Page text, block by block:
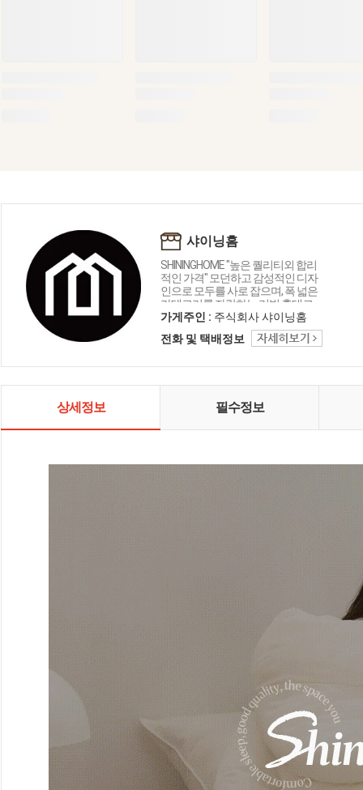
샤이닝홈
SHININGHOME "높은 퀄리티외 합리
적인 가격" 모던하고 감성적인 디자
인으로 모두를 사로 잡으며, 폭 넓은
카테고리를 자랑하는 리빙 홈데코
인테리어 샤이닝홈입니다.
가게주인 : 주식회사 샤이닝홈
전화 및 택배정보
상세정보 필수정보